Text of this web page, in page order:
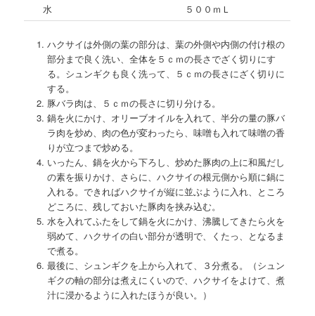
水
５００ｍＬ
ハクサイは外側の葉の部分は、葉の外側や内側の付け根の
部分まで良く洗い、全体を５ｃｍの長さでざく切りにす
る。シュンギクも良く洗って、５ｃｍの長さにざく切りに
する。
豚バラ肉は、５ｃｍの長さに切り分ける。
鍋を火にかけ、オリーブオイルを入れて、半分の量の豚バ
ラ肉を炒め、肉の色が変わったら、味噌も入れて味噌の香
りが立つまで炒める。
いったん、鍋を火から下ろし、炒めた豚肉の上に和風だし
の素を振りかけ、さらに、ハクサイの根元側から順に鍋に
入れる。できればハクサイが縦に並ぶように入れ、ところ
どころに、残しておいた豚肉を挟み込む。
水を入れてふたをして鍋を火にかけ、沸騰してきたら火を
弱めて、ハクサイの白い部分が透明で、くたっ、となるま
で煮る。
最後に、シュンギクを上から入れて、３分煮る。（シュン
ギクの軸の部分は煮えにくいので、ハクサイをよけて、煮
汁に浸かるように入れたほうが良い。）